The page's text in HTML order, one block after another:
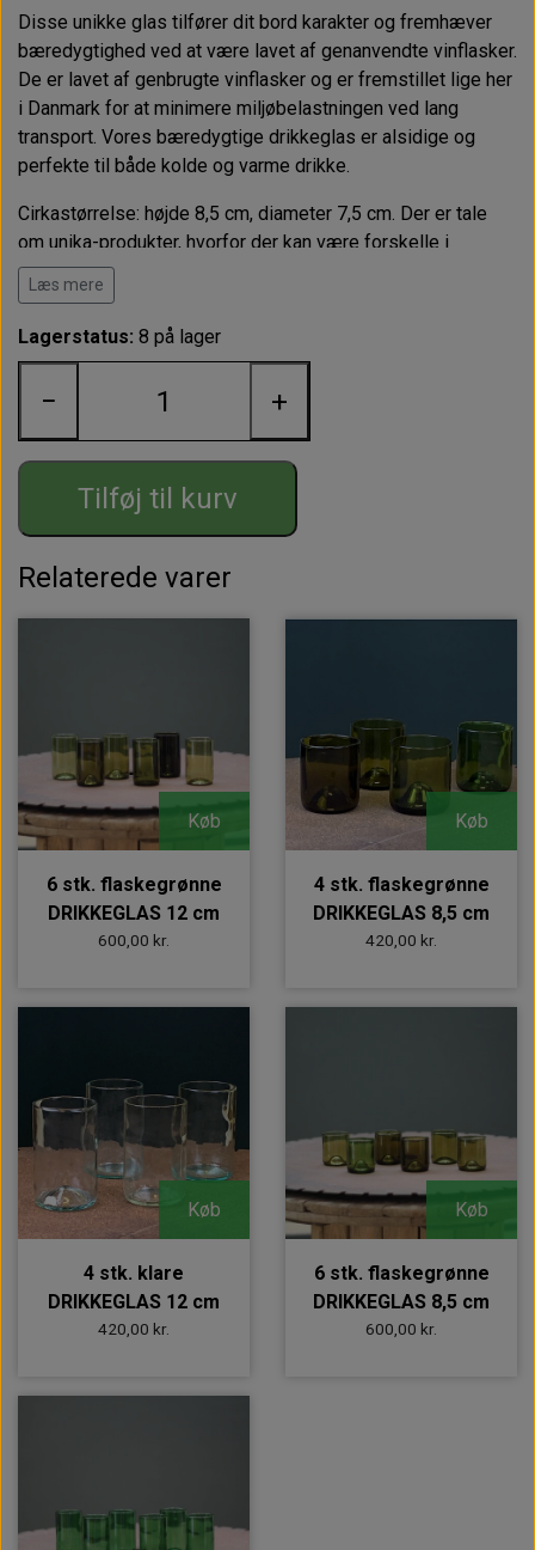
Disse unikke glas tilfører dit bord karakter og fremhæver
bæredygtighed ved at være lavet af genanvendte vinflasker.
De er lavet af genbrugte vinflasker og er fremstillet lige her
i Danmark for at minimere miljøbelastningen ved lang
transport. Vores bæredygtige drikkeglas er alsidige og
perfekte til både kolde og varme drikke.
Cirkastørrelse: højde 8,5 cm, diameter 7,5 cm. Der er tale
om unika-produkter, hvorfor der kan være forskelle i
nuancer.
Læs mere
Lagerstatus: 8 på lager
− +
Tilføj til kurv
Relaterede varer
Køb
6 stk. flaskegrønne
DRIKKEGLAS 12 cm
600,00 kr.
Køb
4 stk. flaskegrønne
DRIKKEGLAS 8,5 cm
420,00 kr.
Køb
4 stk. klare
DRIKKEGLAS 12 cm
420,00 kr.
Køb
6 stk. flaskegrønne
DRIKKEGLAS 8,5 cm
600,00 kr.